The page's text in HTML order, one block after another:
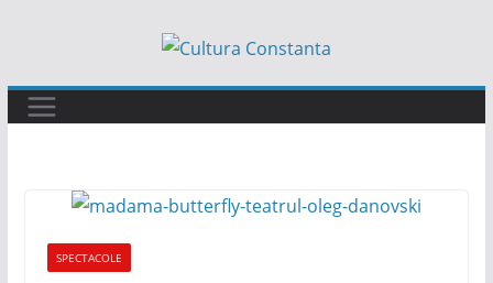
conținut
SPECTACOLE